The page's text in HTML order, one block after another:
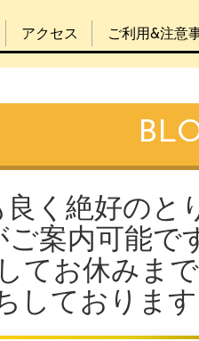
アクセス ご利用&注意
く絶好のと
案内可能で
てお休みま
しております